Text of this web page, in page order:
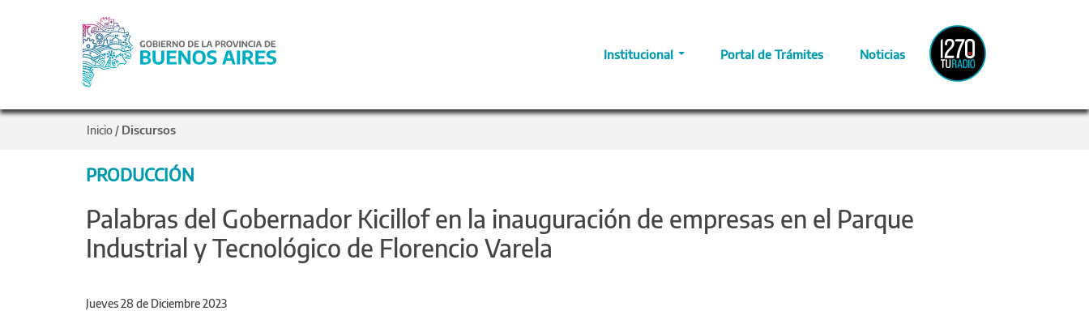
Institucional Portal de Trámites Noticias
Radio
Provincia
Inicio / Discursos
PRODUCCIÓN
Palabras del Gobernador Kicillof en la inauguración de empresas en el Parque
Industrial y Tecnológico de Florencio Varela
Jueves 28 de Diciembre 2023